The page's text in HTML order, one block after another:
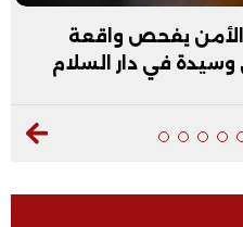
الأمن يفحص واقعة
في دار السلام